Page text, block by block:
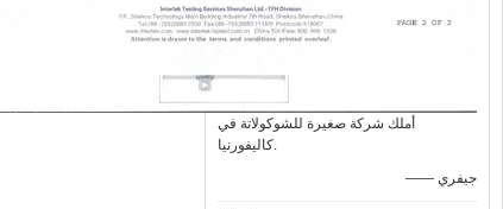
أملك شركة صغيرة للشوكولاتة في
كاليفورنيا.
—— جيفري